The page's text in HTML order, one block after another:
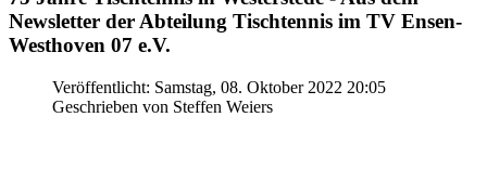
Newsletter der Abteilung Tischtennis im TV Ensen-
Westhoven 07 e.V.
Veröffentlicht: Samstag, 08. Oktober 2022 20:05
Geschrieben von Steffen Weiers